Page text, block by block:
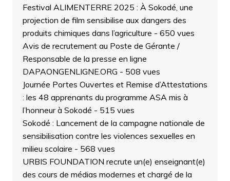
Festival ALIMENTERRE 2025 : À Sokodé, une
projection de film sensibilise aux dangers des
produits chimiques dans l’agriculture - 650 vues
Avis de recrutement au Poste de Gérante /
Responsable de la presse en ligne
DAPAONGENLIGNE.ORG - 508 vues
Journée Portes Ouvertes et Remise d’Attestations
: les 48 apprenants du programme ASA mis à
l’honneur à Sokodé - 515 vues
Sokodé : Lancement de la campagne nationale de
sensibilisation contre les violences sexuelles en
milieu scolaire - 568 vues
URBIS FOUNDATION recrute un(e) enseignant(e)
des cours de médias modernes et chargé de la